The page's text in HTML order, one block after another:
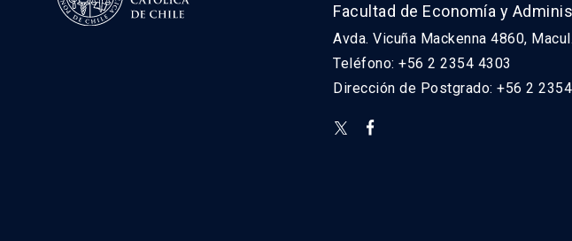
Facultad de Economía y
Avda. Vicuña Mackenna 4860,
Teléfono: +56 2 2354 4303
Dirección de Postgrado: +56 2